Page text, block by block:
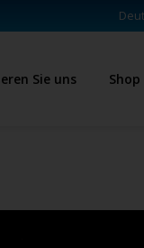
Sie uns Shop